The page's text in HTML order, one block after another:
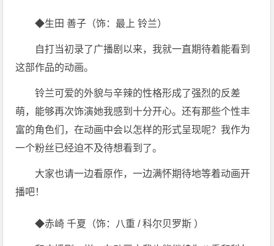
◆生田 善子（饰：最上 铃兰）
自打当初录了广播剧以来，我就一直期待着能看到
这部作品的动画。
铃兰可爱的外貌与辛辣的性格形成了强烈的反差
萌，能够再次饰演她我感到十分开心。还有那些个性丰
富的角色们，在动画中会以怎样的形式呈现呢？我作为
一个粉丝已经迫不及待想看到了。
大家也请一边看原作，一边满怀期待地等着动画开
播吧！
◆赤崎 千夏（饰：八重 / 科尔贝罗斯 ）